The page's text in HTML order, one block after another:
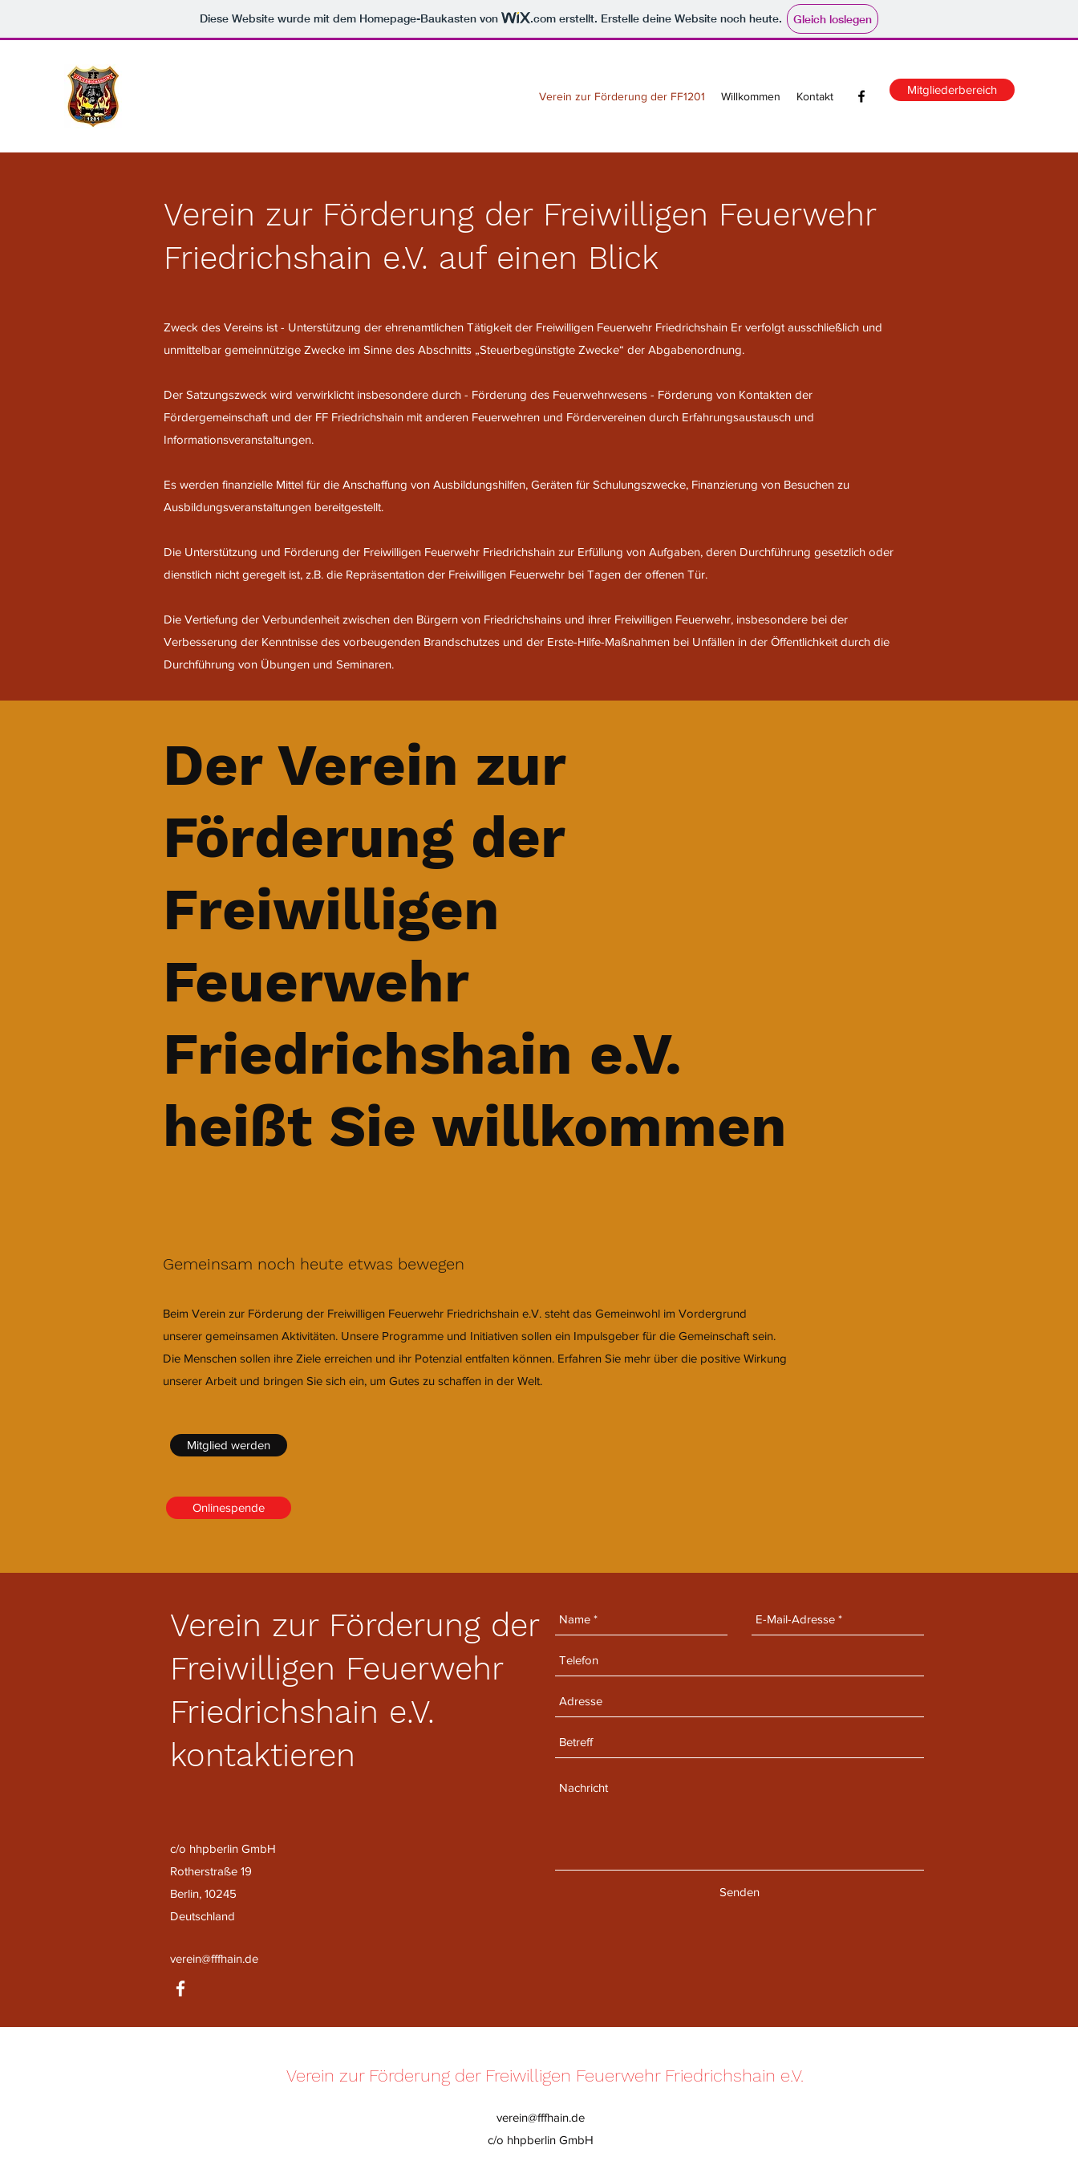
Diese Website wurde mit dem Homepage-Baukasten von .com erstellt. Erstelle deine Website noch heute. Gleich loslegen
Verein zur Förderung der FF1201 Willkommen Kontakt Mitgliederbereich
Verein zur Förderung der Freiwilligen Feuerwehr
Friedrichshain e.V. auf einen Blick
Zweck des Vereins ist - Unterstützung der ehrenamtlichen Tätigkeit der Freiwilligen Feuerwehr Friedrichshain Er verfolgt ausschließlich und
unmittelbar gemeinnützige Zwecke im Sinne des Abschnitts „Steuerbegünstigte Zwecke“ der Abgabenordnung.
Der Satzungszweck wird verwirklicht insbesondere durch - Förderung des Feuerwehrwesens - Förderung von Kontakten der
Fördergemeinschaft und der FF Friedrichshain mit anderen Feuerwehren und Fördervereinen durch Erfahrungsaustausch und
Informationsveranstaltungen.
Es werden finanzielle Mittel für die Anschaffung von Ausbildungshilfen, Geräten für Schulungszwecke, Finanzierung von Besuchen zu
Ausbildungsveranstaltungen bereitgestellt.
Die Unterstützung und Förderung der Freiwilligen Feuerwehr Friedrichshain zur Erfüllung von Aufgaben, deren Durchführung gesetzlich oder
dienstlich nicht geregelt ist, z.B. die Repräsentation der Freiwilligen Feuerwehr bei Tagen der offenen Tür.
Die Vertiefung der Verbundenheit zwischen den Bürgern von Friedrichshains und ihrer Freiwilligen Feuerwehr, insbesondere bei der
Verbesserung der Kenntnisse des vorbeugenden Brandschutzes und der Erste-Hilfe-Maßnahmen bei Unfällen in der Öffentlichkeit durch die
Durchführung von Übungen und Seminaren.
Der Verein zur
Förderung der
Freiwilligen
Feuerwehr
Friedrichshain e.V.
heißt Sie willkommen
Gemeinsam noch heute etwas bewegen
Beim Verein zur Förderung der Freiwilligen Feuerwehr Friedrichshain e.V. steht das Gemeinwohl im Vordergrund
unserer gemeinsamen Aktivitäten. Unsere Programme und Initiativen sollen ein Impulsgeber für die Gemeinschaft sein.
Die Menschen sollen ihre Ziele erreichen und ihr Potenzial entfalten können. Erfahren Sie mehr über die positive Wirkung
unserer Arbeit und bringen Sie sich ein, um Gutes zu schaffen in der Welt.
Mitglied werden
Onlinespende
Verein zur Förderung der
Freiwilligen Feuerwehr
Friedrichshain e.V.
kontaktieren
c/o hhpberlin GmbH
Rotherstraße 19
Berlin, 10245
Deutschland
verein@fffhain.de
Senden
Verein zur Förderung der Freiwilligen Feuerwehr Friedrichshain e.V.
verein@fffhain.de
c/o hhpberlin GmbH